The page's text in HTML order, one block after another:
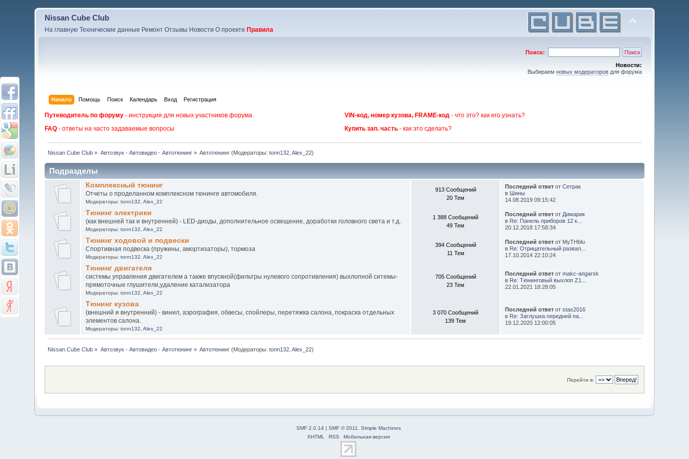
Nissan Cube Club
На главную Технические данные Ремонт Отзывы Новости О проекте Правила
Поиск:
Новости:
Выбираем новых модераторовдля форума
Начало Помощь Поиск Календарь Вход Регистрация
Путеводитель по форуму - инструкция для новых участников форума. VIN-код, номер кузова, FRAME-код - что это? как его узнать?
FAQ - ответы на часто задаваемые вопросы Купить зап. часть - как это сделать?
Nissan Cube Club » Автозвук - Автовидео - Автотюнинг» Автотюнинг (Модераторы:tonn132 ,Alex_22)
Подразделы
Комплексный тюнинг
Отчеты о проделанном комплексном тюнинге автомобиля.
Модераторы: tonn132 Alex_22
913 Сообщений
20 Тем
Последний ответот Сетрак
в Шины
14.08.2019 09:15:42
Тюнинг электрики
(как внешней так и внутренней) - LED-диоды, дополнительное освещение, доработки головного света и т.д.
Модераторы: tonn132 Alex_22
1 388 Сообщений
49 Тем
Последний ответот Димарик
в Re: Панель приборов 12 к...
20.12.2018 17:58:34
Тюнинг ходовой и подвески
Спортивная подвеска (пружины, амортизаторы), тормоза
Модераторы: tonn132 Alex_22
394 Сообщений
11 Тем
Последний ответот MyTHblu
в Re: Отрицательный развал...
17.10.2014 22:10:24
Тюнинг двигателя
системы управления двигателем а также впускной(фильтры нулевого сопротивления) выхлопной ситемы-
прямоточные глушители,удаление катализатора
Модераторы: tonn132 Alex_22
705 Сообщений
23 Тем
Последний ответот makc-angarsk
в Re: Тюнинговый выхлоп Z1...
22.01.2021 18:28:05
Тюнинг кузова
(внешний и внутренний) - винил, аэрография, обвесы, спойлеры, перетяжка салона, покраска отдельных
элементов салона.
Модераторы: tonn132 Alex_22
3 070 Сообщений
139 Тем
Последний ответот stas2016
в Re: Заглушка передней па...
19.12.2020 12:00:05
Nissan Cube Club » Автозвук - Автовидео - Автотюнинг» Автотюнинг (Модераторы:tonn132 ,Alex_22)
Перейти в:
SMF 2.0.14| SMF © 2011
Simple Machines
XHTML
RSS Мобильная версия